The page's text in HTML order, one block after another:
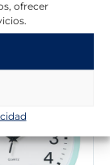
ofrecer